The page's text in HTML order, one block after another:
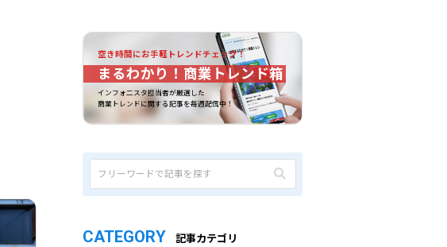
空き時間にお手軽トレンドチェック！
まるわかり！商業トレンド箱
インフォ二スタ担当者が厳選した
商業トレンドに関する記事を毎週配信中！
CATEGORY 記事カテゴリ